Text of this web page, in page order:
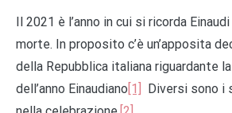
Il 2021 è l’anno in cui si ricorda
morte. In proposito c’è un’apposita
della Repubblica italiana riguardante
dell’anno Einaudiano [1]
Diversi sono i